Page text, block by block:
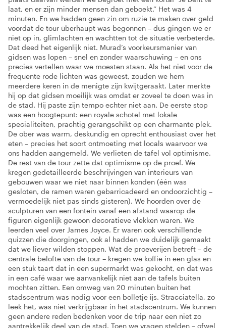
laat, en er zijn minder mensen dan geboekt.” Het was 4
minuten. En we hadden geen zin om ruzie te maken over geld
voordat de tour überhaupt was begonnen – dus gingen we er
niet op in, glimlachten en wachtten tot de situatie verbeterde.
Dat deed het eigenlijk niet. Murad’s voorkeursmanier van
gidsen was lopen – snel en zonder waarschuwing – en ons
precies vertellen waar we moesten staan. Als het niet voor de
frequente rode lichten was geweest, zouden we hem
meerdere keren in de menigte zijn kwijtgeraakt. Later merkte
hij op dat gidsen moeilijk was omdat er zoveel te doen was in
de stad. Hij paste zijn tempo echter niet aan. De eerste stop
was een hoogtepunt: een royale schotel met lokale
specialiteiten, prachtig gerangschikt op een charmante plek.
De ober was warm, deskundig en oprecht enthousiast over het
eten – precies het soort ontmoeting met locals waarvoor we
ons hadden aangemeld. We verlieten de tafel vol optimisme.
De rest van de tour zette dat optimisme op de proef. We
kregen gedetailleerde beschrijvingen van interieurs van
gebouwen waar we niet naar binnen konden (één was
gesloten, de ramen waren gebarricadeerd en ondoorzichtig –
vermoedelijk niet pas sinds gisteren). We hoorden over de
sculpturen van een fontein vanaf een afstand waarop de
figuren eigenlijk gewoon decoratieve vlekken waren. We
leerden veel over James Joyce. Er waren ook verschillende
quizzen die doorgingen, ook al hadden we duidelijk gemaakt
dat we liever wilden stoppen. Wat de proeverijen betreft – de
centrale belofte van de tour – kregen we koffie in een glas en
een stuk taart dat in een supermarkt was gekocht, en dat was
in een café waar we aanvankelijk niet aan de tafels buiten
mochten zitten. Een omweg van 20 minuten buiten het
stadscentrum was nodig voor een bolletje ijs. Stracciatella, zo
leek het, was niet verkrijgbaar in het stadscentrum. We kunnen
geen andere reden bedenken voor de trip naar een niet zo
aantrekkelijk deel van de stad. Toen we vragen stelden – ofwel